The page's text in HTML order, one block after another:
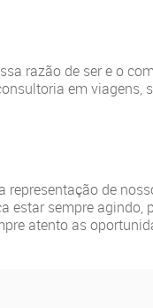
razão de ser e o
em
de
estar sempre
atento as